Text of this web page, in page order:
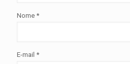
Nome *
E-mail *